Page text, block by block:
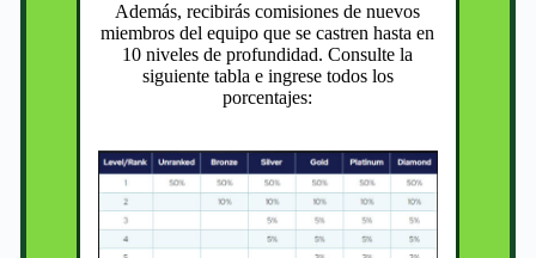
Además, recibirás comisiones de nuevos
miembros del equipo que se castren hasta en
10 niveles de profundidad. Consulte la
siguiente tabla e ingrese todos los
porcentajes: